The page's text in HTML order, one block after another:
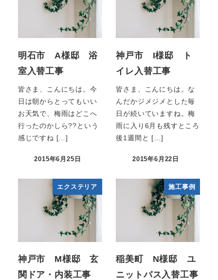
明石市 A様邸 浴
室入替工事
皆さま、こんにちは。今
日は朝からとってもいい
お天気で、梅雨はどこへ
行ったのかしら??という
感じですね […]
2015年6月25日
神戸市 I様邸 ト
イレ入替工事
皆さま、こんにちは。な
んだかジメジメとした毎
日が続いていますね。梅
雨に入り6月も残すところ
後1週間と […]
2015年6月22日
エクステリア
神戸市 M様邸 玄
関ドア・内装工事
施工事例
稲美町 N様邸 ユ
ニットバス入替工事